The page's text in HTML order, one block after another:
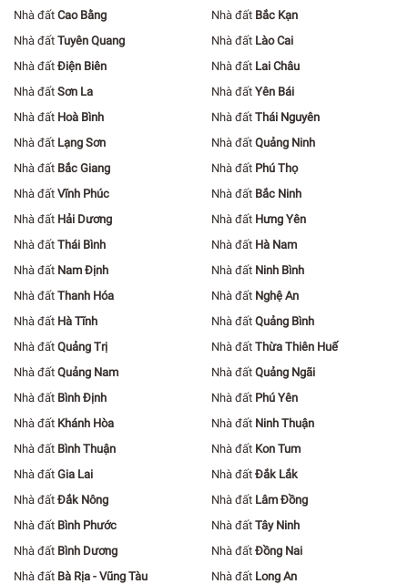
Nhà đất Cao Bằng Nhà đất Bắc Kạn
Nhà đất Tuyên Quang Nhà đất Lào Cai
Nhà đất Điện Biên Nhà đất Lai Châu
Nhà đất Sơn La Nhà đất Yên Bái
Nhà đất Hoà Bình Nhà đất Thái Nguyên
Nhà đất Lạng Sơn Nhà đất Quảng Ninh
Nhà đất Bắc Giang Nhà đất Phú Thọ
Nhà đất Vĩnh Phúc Nhà đất Bắc Ninh
Nhà đất Hải Dương Nhà đất Hưng Yên
Nhà đất Thái Bình Nhà đất Hà Nam
Nhà đất Nam Định Nhà đất Ninh Bình
Nhà đất Thanh Hóa Nhà đất Nghệ An
Nhà đất Hà Tĩnh Nhà đất Quảng Bình
Nhà đất Quảng Trị Nhà đất Thừa Thiên Huế
Nhà đất Quảng Nam Nhà đất Quảng Ngãi
Nhà đất Bình Định Nhà đất Phú Yên
Nhà đất Khánh Hòa Nhà đất Ninh Thuận
Nhà đất Bình Thuận Nhà đất Kon Tum
Nhà đất Gia Lai Nhà đất Đắk Lắk
Nhà đất Đắk Nông Nhà đất Lâm Đồng
Nhà đất Bình Phước Nhà đất Tây Ninh
Nhà đất Bình Dương Nhà đất Đồng Nai
Nhà đất Bà Rịa - Vũng Tàu Nhà đất Long An